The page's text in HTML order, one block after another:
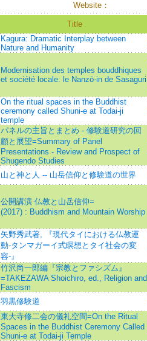
Website：
Title
Kagura: Dramatic Interplay between
Nature and Humanity
Modernisation des temples bouddhiques
et société locale: le Nanzō-in de Sasaguri
On the ritual spaces in the Buddhist
ceremony called Shuni-e at Todai-ji
temple
パネルの主旨とまとめ - 修験道研究の回
顧と展望=Summary of Panel
Presentations - Review and Prospect of
Shugendo Studies
山と神と人 -- 山岳信仰と修験道の世界
公開講演 仏教と山岳信仰=
(2017) : Buddhism and Mountain Worship
矢野秀武著, 『現代タイにおける仏教運
動-タンマガーイ式瞑想とタイ社会の変
容-』
竹沢尚一郎編『宗教とファシズム』
=TAKEZAWA Shoichiro, ed., Religion and
Fascism
羽黒修験道
東大寺修二会の儀礼空間=On the Ritual
Spaces in the Buddhist Ceremony Called
Shuni-e at Todai-ji Temple